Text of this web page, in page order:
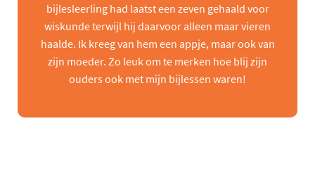
bijlesleerling had laatst een zeven gehaald voor
wiskunde terwijl hij daarvoor alleen maar vieren
haalde. Ik kreeg van hem een appje, maar ook van
zijn moeder. Zo leuk om te merken hoe blij zijn
ouders ook met mijn bijlessen waren!